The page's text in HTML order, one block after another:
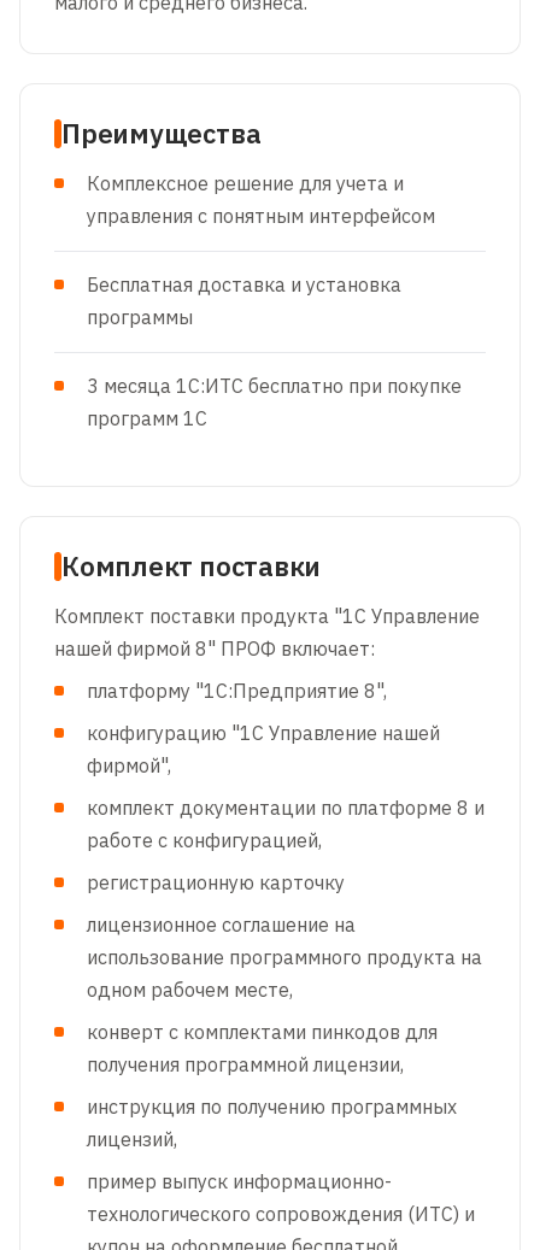
Преимущества
Комплексное решение для учета и
управления с понятным интерфейсом
Бесплатная доставка и установка
программы
3 месяца 1С:ИТС бесплатно при покупке
программ 1С
Комплект поставки
Комплект поставки продукта "1С Управление
нашей фирмой 8" ПРОФ включает:
платформу "1С:Предприятие 8",
конфигурацию "1C Управление нашей
фирмой",
комплект документации по платформе 8 и
работе с конфигурацией,
регистрационную карточку
лицензионное соглашение на
использование программного продукта на
одном рабочем месте,
конверт с комплектами пинкодов для
получения программной лицензии,
инструкция по получению программных
лицензий,
пример выпуск информационно-
технологического сопровождения (ИТС) и